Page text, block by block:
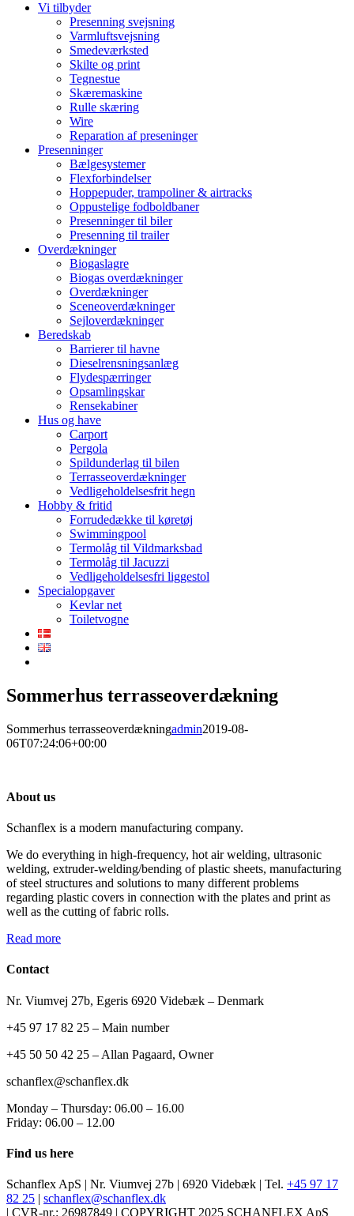
Vi tilbyder
Presenning svejsning
Varmluftsvejsning
Smedeværksted
Skilte og print
Tegnestue
Skæremaskine
Rulle skæring
Wire
Reparation af preseninger
Presenninger
Bælgesystemer
Flexforbindelser
Hoppepuder, trampoliner & airtracks
Oppustelige fodboldbaner
Presenninger til biler
Presenning til trailer
Overdækninger
Biogaslagre
Biogas overdækninger
Overdækninger
Sceneoverdækninger
Sejloverdækninger
Beredskab
Barrierer til havne
Dieselrensningsanlæg
Flydespærringer
Opsamlingskar
Rensekabiner
Hus og have
Carport
Pergola
Spildunderlag til bilen
Terrasseoverdækninger
Vedligeholdelsesfrit hegn
Hobby & fritid
Forrudedække til køretøj
Swimmingpool
Termolåg til Vildmarksbad
Termolåg til Jacuzzi
Vedligeholdelsesfri liggestol
Specialopgaver
Kevlar net
Toiletvogne
Sommerhus terrasseoverdækning
Sommerhus terrasseoverdækningadmin2019-08-
06T07:24:06+00:00
About us
Schanflex is a modern manufacturing company.
We do everything in high-frequency, hot air welding, ultrasonic
welding, extruder-welding/bending of plastic sheets, manufacturing
of steel structures and solutions to many different problems
regarding plastic covers in connection with the plates and print as
well as the cutting of fabric rolls.
Read more
Contact
Nr. Viumvej 27b, Egeris 6920 Videbæk – Denmark
+45 97 17 82 25 – Main number
+45 50 50 42 25 – Allan Pagaard, Owner
schanflex@schanflex.dk
Monday – Thursday: 06.00 – 16.00
Friday: 06.00 – 12.00
Find us here
Schanflex ApS | Nr. Viumvej 27b | 6920 Videbæk | Tel. +45 97 17
82 25 | schanflex@schanflex.dk
| CVR-nr.: 26987849 | COPYRIGHT 2025 SCHANFLEX ApS